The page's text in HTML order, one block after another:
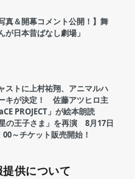
真＆開幕コメント公開！】舞
が日本昔ばなし劇場」
ストに上村祐翔、アニマルハ
キが決定！ 佐藤アツヒロ主
PROJECT」が絵本朗読
の王子さま」を再演 8月17日
00～チケット販売開始！
供について